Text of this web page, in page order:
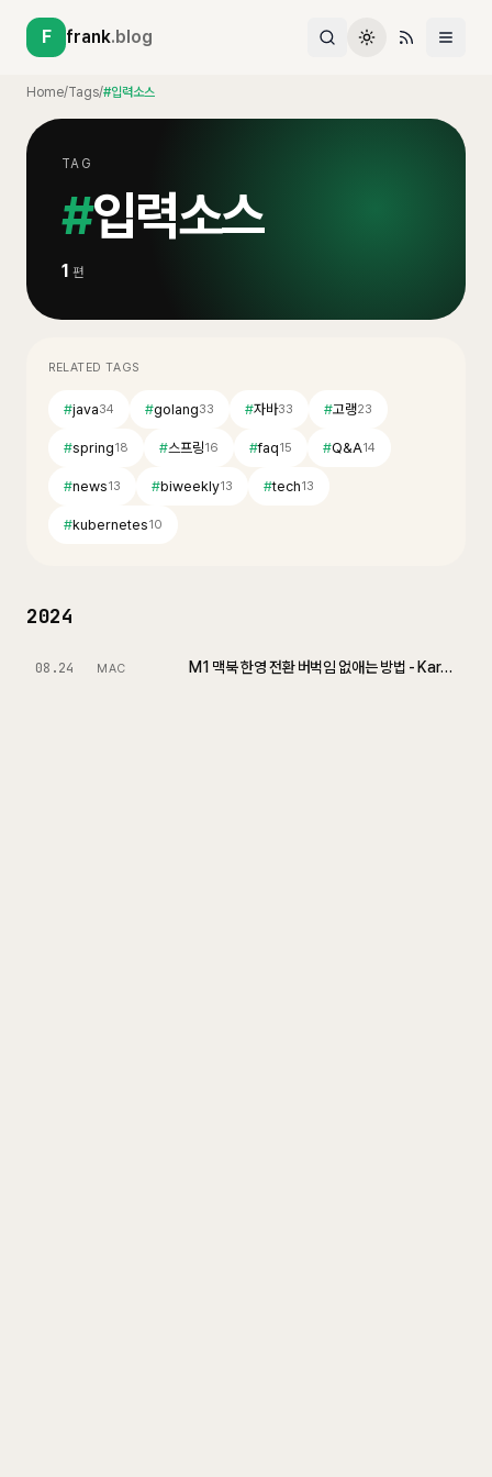
F frank.blog
Home/Tags/#입력소스
TAG
#입력소스
1 편
RELATED TAGS
#java34 #golang33 #자바33 #고랭23
#spring18 #스프링16 #faq15 #Q&A14
#news13 #biweekly13 #tech13
#kubernetes10
2024
08.24 MAC M1 맥북 한영 전환 버벅임 없애는 방법 - Karabiner